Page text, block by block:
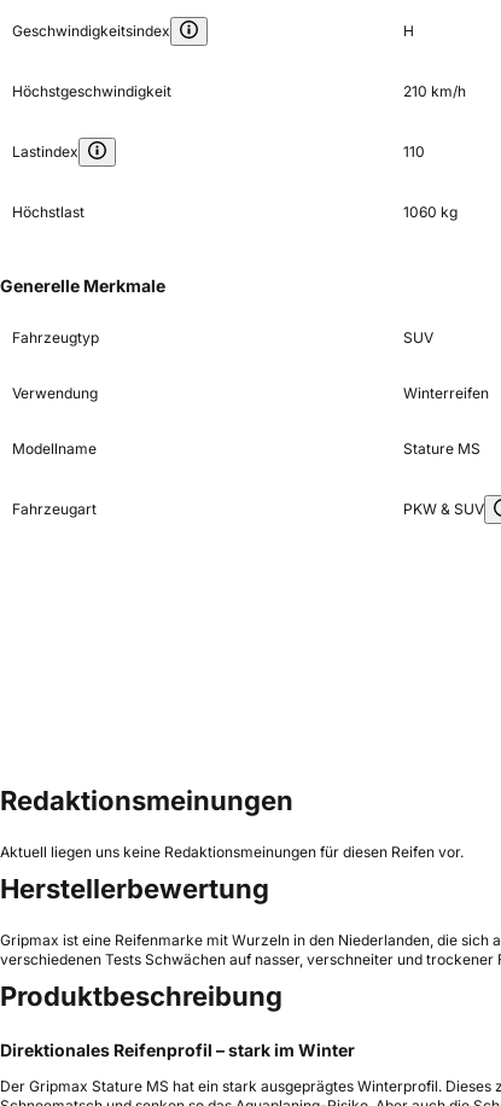
Geschwindigkeitsindex H
Höchstgeschwindigkeit 210 km/h
Lastindex 110
Höchstlast 1060 kg
Generelle Merkmale
Fahrzeugtyp SUV
Verwendung Winterreifen
Modellname Stature MS
Fahrzeugart PKW & SUV
Redaktionsmeinungen
Aktuell liegen uns keine Redaktionsmeinungen für diesen Reifen vor.
Herstellerbewertung
Gripmax ist eine Reifenmarke mit Wurzeln in den Niederlanden, die
verschiedenen Tests Schwächen auf nasser, verschneiter und
Produktbeschreibung
Direktionales Reifenprofil – stark im Winter
Der Gripmax Stature MS hat ein stark ausgeprägtes Winterprofil.